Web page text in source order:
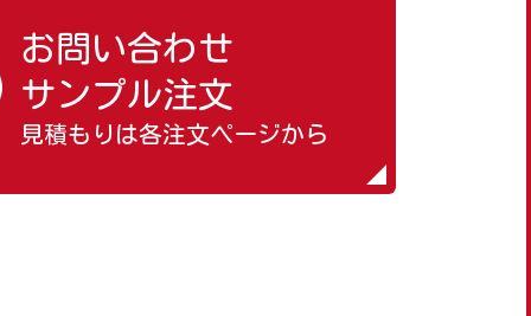
お問い合わせ
サンプル注文
見積もりは各注文ページから